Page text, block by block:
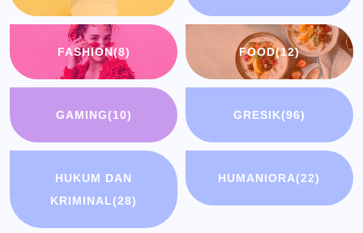
FASHION(8) FOOD(12)
GAMING(10) GRESIK(96)
HUKUM DAN
KRIMINAL(28)
HUMANIORA(22)